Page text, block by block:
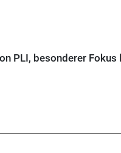
PLI, besonderer Fokus